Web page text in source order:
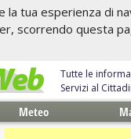
la tua esperienza di
scorrendo questa
Tutte le
Servizi al
Meteo